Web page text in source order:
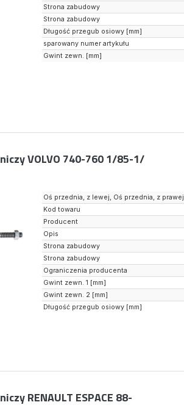
Strona zabudowy
Strona zabudowy
Długość przegub osiowy [mm]
sparowany numer artykułu
Gwint zewn. [mm]
VOLVO 740-760 1/85-1/
Oś przednia, z lewej, Oś przednia, z prawej
Kod towaru
Producent
Opis
Strona zabudowy
Strona zabudowy
Ograniczenia producenta
Gwint zewn. 1 [mm]
Gwint zewn. 2 [mm]
Długość przegub osiowy [mm]
RENAULT ESPACE 88-